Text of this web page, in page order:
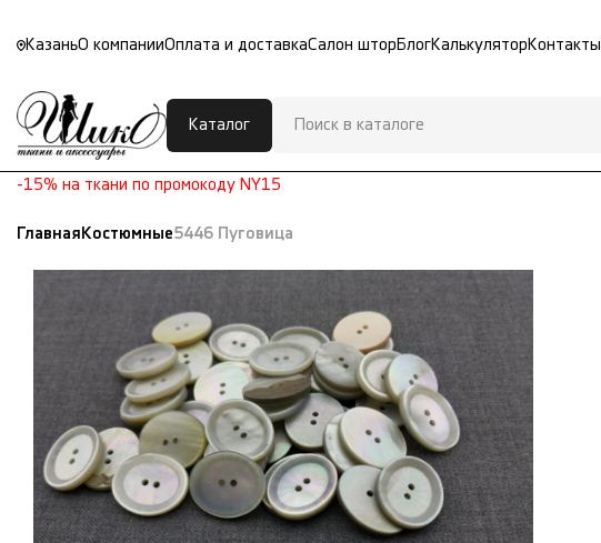
КазаньО компанииОплата и доставкаСалон штор БлогКалькулятор Контакты
Каталог
-15% на ткани по промокоду NY15
Главная Костюмные5446 Пуговица